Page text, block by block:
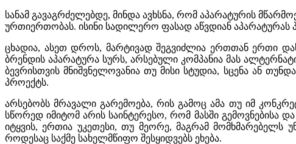
სანამ გავაგრძელებდე, მინდა ავხსნა, რომ აპარატურის
ურთიერთობას. ისინი სადილერო ფასად აწვდიან აპარატურას
ცხადია, ასეთ დროს, მარტივად შეგვიძლია ერთთან ერთი
ბრენდის აპარატურა სურს, არსებული კომპანია მას
ბევრისთვის მნიშვნელოვანია თუ მისი სტუდია, სცენა ან
პროექტს.
არსებობს მრავალი გარემოება, რის გამოც ამა თუ იმ
სწორედ იმიტომ არის საინტერესო, რომ მასში გემოვნებისა და
იტყვის, ერთია უკეთესი, თუ მეორე, მაგრამ მომხმარებელს
როდესაც საქმე სახელმწიფო შესყიდვებს ეხება.